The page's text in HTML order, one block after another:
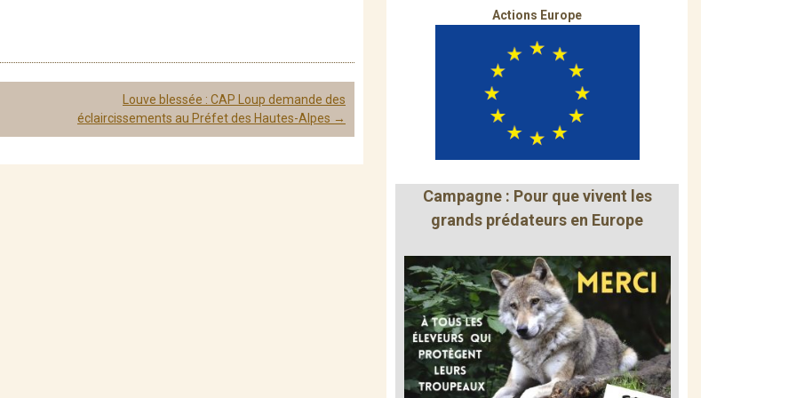
Louve blessée : CAP Loup demande des
éclaircissements au Préfet des Hautes-Alpes →
Actions Europe
Campagne : Pour que vivent les
grands prédateurs en Europe